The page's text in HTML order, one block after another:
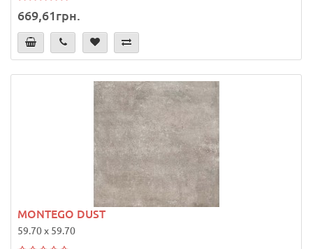
669,61грн.
MONTEGO DUST
59.70 x 59.70